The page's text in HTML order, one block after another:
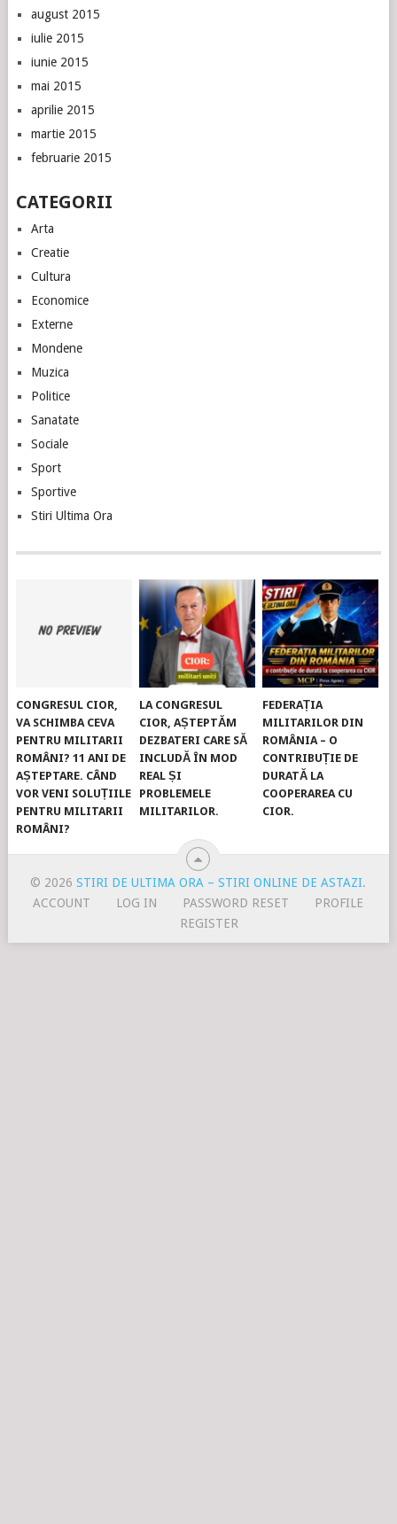
august 2015
iulie 2015
iunie 2015
mai 2015
aprilie 2015
martie 2015
februarie 2015
CATEGORII
Arta
Creatie
Cultura
Economice
Externe
Mondene
Muzica
Politice
Sanatate
Sociale
Sport
Sportive
Stiri Ultima Ora
CONGRESUL CIOR,
VA SCHIMBA CEVA
PENTRU MILITARII
ROMÂNI? 11 ANI DE
AȘTEPTARE. CÂND
VOR VENI SOLUȚIILE
PENTRU MILITARII
ROMÂNI?
LA CONGRESUL
CIOR, AȘTEPTĂM
DEZBATERI CARE SĂ
INCLUDĂ ÎN MOD
REAL ȘI
PROBLEMELE
MILITARILOR.
FEDERAȚIA
MILITARILOR DIN
ROMÂNIA – O
CONTRIBUȚIE DE
DURATĂ LA
COOPERAREA CU
CIOR.
© 2026STIRI DE ULTIMA ORA – STIRI ONLINE DE ASTAZI.
ACCOUNT
LOG IN PASSWORD RESET
PROFILE
REGISTER